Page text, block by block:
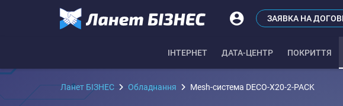
ЗАЯВКА НА
IНТЕРНЕТ ДАТА-ЦЕНТР ПОКРИТТЯ
Ланет БІЗНЕС Обладнання Mesh-система DECO-X20-2-PACK